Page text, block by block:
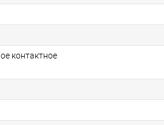
контактное